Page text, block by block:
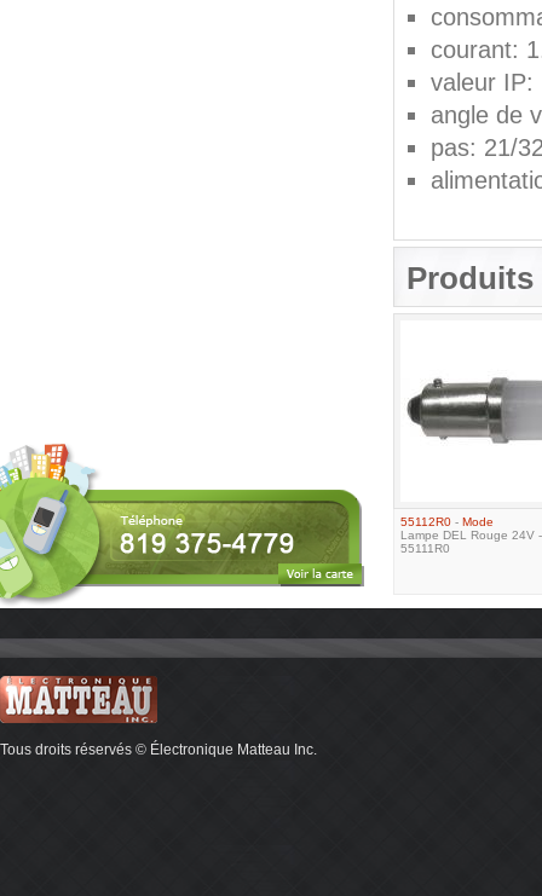
courant:
valeur IP:
angle de
pas: 21/
Produits
55112R0 - Mode
Lampe DEL Rouge 24V -
55111R0
Tous droits réservés © Électronique Matteau Inc.